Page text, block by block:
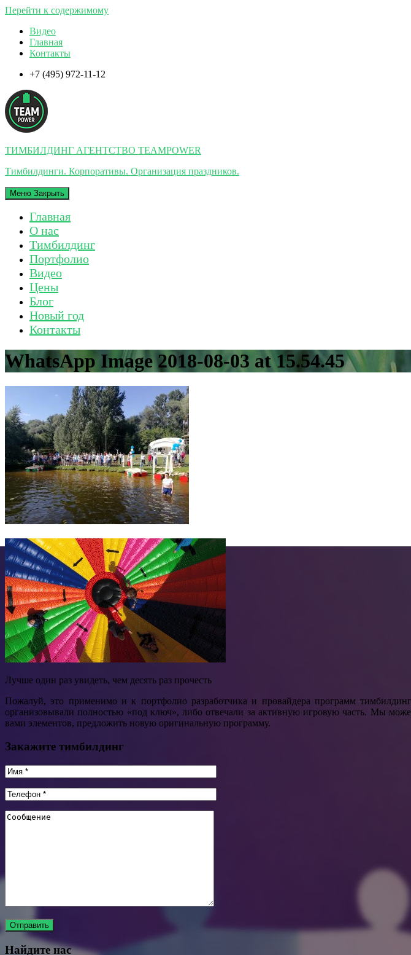
Перейти к содержимому
Видео
Главная
Контакты
+7 (495) 972-11-12
ТИМБИЛДИНГ АГЕНТСТВО TEAMPOWER
Тимбилдинги. Корпоративы. Организация праздников.
Меню Закрыть
Главная
О нас
Тимбилдинг
Портфолио
Видео
Цены
Блог
Новый год
Контакты
WhatsApp Image 2018-08-03 at 15.54.45
Лучше один раз увидеть, чем десять раз прочесть
Пожалуй, это применимо и к портфолио разработчика и провайдера программ
организовывали полностью «под ключ», либо отвечали за активную игровую часть. Мы
вами элементов, предложить новую оригинальную программу.
Закажите тимбилдинг
Найдите нас